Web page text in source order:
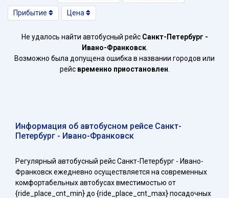
Прибытие Цена
Не удалось найти автобусный рейс Санкт-Петербург -
Ивано-Франковск.
Возможно была допущена ошибка в названии городов или
рейс временно приостановлен
Информация об автобусном рейсе Санкт-
Петербург - Ивано-Франковск
Регулярный автобусный рейс Санкт-Петербург - Ивано-
Франковск ежедневно осуществляется на современных
комфортабельных автобусах вместимостью от
{ride_place_cnt_min} до {ride_place_cnt_max} посадочных